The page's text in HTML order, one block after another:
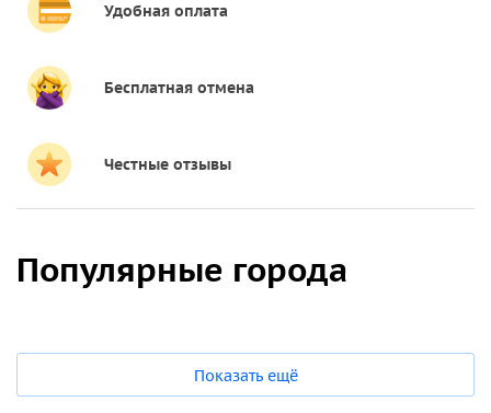
Удобная оплата
Бесплатная отмена
Честные отзывы
Популярные города
Показать ещё